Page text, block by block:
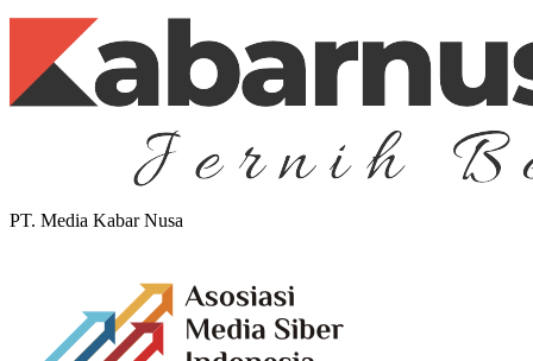
PT. Media Kabar Nusa